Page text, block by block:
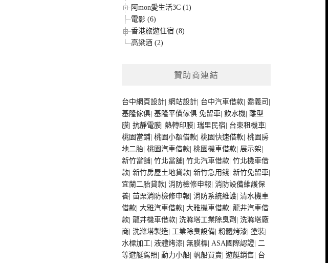
阿mon愛生活3C (1)
電影 (6)
香港旅遊住宿 (8)
高粱酒 (2)
贊助商連結
台中網頁設計 |網站設計 台中汽車借款 |喬義司
基隆傢俱 |基隆平價傢俱 免留車 |飲水機 |離型
膜 |抗靜電膜 |熱轉印膜 |瑞里民宿 台東租機車
桃園當鋪 |桃園小額借款 |桃園快速借款 |桃園房
地二胎 |桃園汽車借款 |桃園機車借款 展示架
新竹當舖 |竹北當舖 |竹北汽車借款 |竹北機車借
款 |新竹房屋土地貸款 |新竹急用錢 |新竹免留車
宜蘭二胎貸款 |消防檢修申報 |消防設備維護保
養 |苗栗消防檢修申報 |消防系統維護 |清水機車
借款 |大雅汽車借款 |大雅機車借款 |龍井汽車借
款 |龍井機車借款 洗滌塔工業除臭劑
洗滌塔廠
商 洗滌塔製造 工業除臭設備 |粉體烤漆 |塗裝
水標加工 |液體烤漆 |無膜標 |ASA國際認證 |二
等遊艇駕照 |動力小船 帆船買賣 |遊艇銷售 台